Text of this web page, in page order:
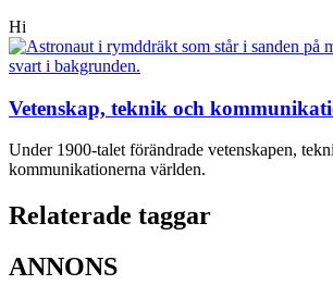
Hi
Vetenskap, teknik och
Under 1900-talet förändrade vetenskapen,
kommunikationerna världen.
Relaterade taggar
ANNONS